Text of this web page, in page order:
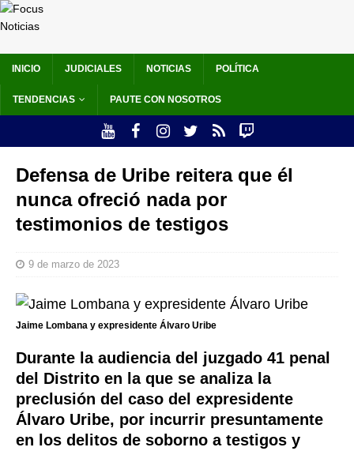
INICIO JUDICIALES NOTICIAS POLÍTICA
TENDENCIAS PAUTE CON NOSOTROS
Defensa de Uribe reitera que él
nunca ofreció nada por
testimonios de testigos
9 de marzo de 2023
Jaime Lombana y expresidente Álvaro Uribe
Durante la audiencia del juzgado 41 penal
del Distrito en la que se analiza la
preclusión del caso del expresidente
Álvaro Uribe, por incurrir presuntamente
en los delitos de soborno a testigos y